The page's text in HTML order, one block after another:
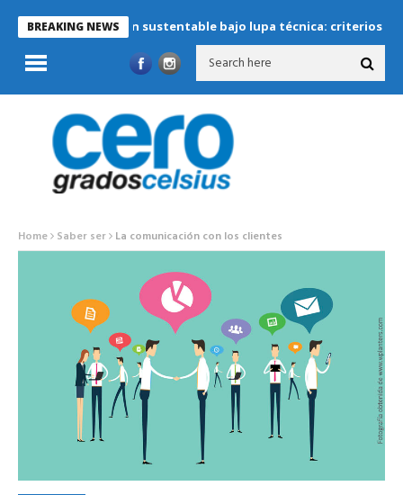
BREAKING NEWS
Refrigeración sustentable bajo lupa técnica: criterios críticos
Home Saber ser La comunicación con los clientes